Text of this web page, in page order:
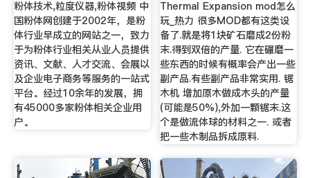
粉体技术,粒度仪器,粉体视频 中
国粉体网创建于2002年，是粉
体行业早成立的网站之一，致力
于为粉体行业相关从业人员提供
资讯、文献、人才交流、会展以
及企业电子商务等服务的一站式
平台。经过10余年的发展，拥
有45000多家粉体相关企业用
户。
Thermal Expansion mod怎么
玩_热力 很多MOD都有这类设
备了.就是将1块矿石磨成2份粉
末.得到双倍的产量. 它在碾磨一
些东西的时候有概率会产出一些
副产品.有些副产品非常实用. 锯
木机 增加原木做成木头的产量
(可能是50%),外加一颗锯末.这
个是做流体球的材料之一. 或者
把一些木制品拆成原料.